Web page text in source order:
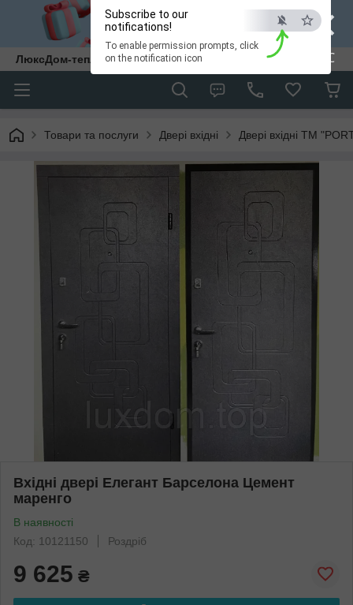
×
ESC
Subscribe to our
notifications!
To enable permission prompts, click
on the notification icon
ЛюксДом-тепло та затишок у кожен дім.
Товари та послуги Двері вхідні Двері вхідні ТМ
Вхідні двері Елегант Барселона Цемент
маренго
В наявності
Код: 10121150
Роздріб
9 625 ₴